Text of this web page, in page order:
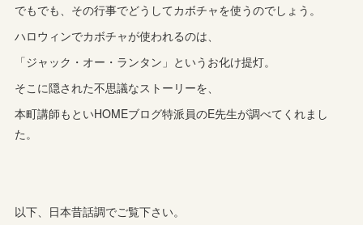
でもでも、その行事でどうしてカボチャを使うのでしょう。
ハロウィンでカボチャが使われるのは、
「ジャック・オー・ランタン」というお化け提灯。
そこに隠された不思議なストーリーを、
本町講師もといHOMEブログ特派員のE先生が調べてくれまし
た。
以下、日本昔話調でご覧下さい。